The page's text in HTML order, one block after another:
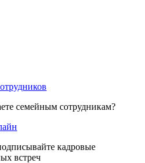
семейным сотрудникам?
кадровые
встреч